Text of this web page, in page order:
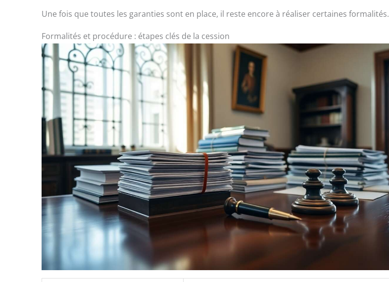
Une fois que toutes les garanties sont en place, il reste encore à réaliser certaines formalités.
Formalités et procédure : étapes clés de la cession